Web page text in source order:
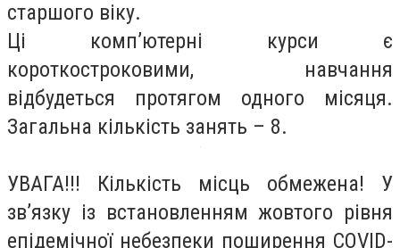
старшого віку.
Ці комп’ютерні курси є
короткостроковими, навчання
відбудеться протягом одного місяця.
Загальна кількість занять – 8.
УВАГА!!! Кількість місць обмежена! У
зв’язку із встановленням жовтого рівня
епідемічної небезпеки поширення COVID-